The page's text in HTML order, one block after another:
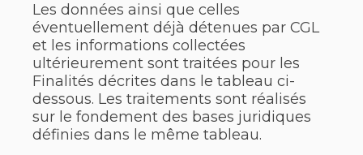
Les données ainsi que celles
éventuellement déjà détenues par CGL
et les informations collectées
ultérieurement sont traitées pour les
Finalités décrites dans le tableau ci-
dessous. Les traitements sont réalisés
sur le fondement des bases juridiques
définies dans le même tableau.